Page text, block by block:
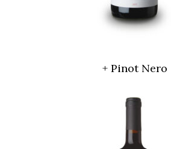
+ Pinot Nero